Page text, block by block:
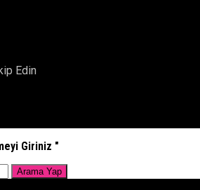
Edin
Giriniz "